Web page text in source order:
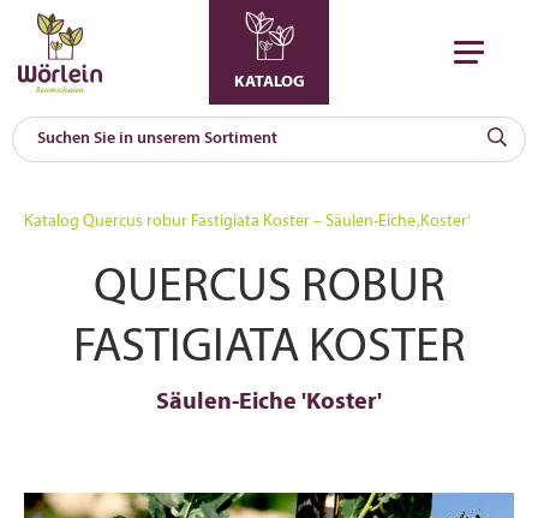
KATALOG
Katalog Quercus robur Fastigiata Koster – Säulen-Eiche ‚Koster‘
QUERCUS ROBUR
FASTIGIATA KOSTER
Säulen-Eiche 'Koster'